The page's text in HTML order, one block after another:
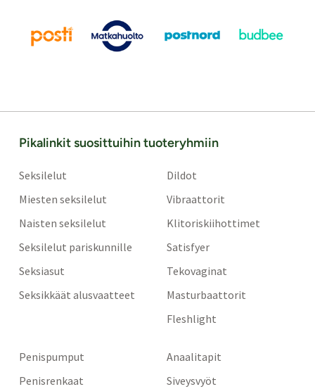
Pikalinkit suosittuihin tuoteryhmiin
Seksilelut
Miesten seksilelut
Naisten seksilelut
Seksilelut pariskunnille
Seksiasut
Seksikkäät alusvaatteet
Dildot
Vibraattorit
Klitoriskiihottimet
Satisfyer
Tekovaginat
Masturbaattorit
Fleshlight
Penispumput
Penisrenkaat
Anaalitapit
Siveysvyöt